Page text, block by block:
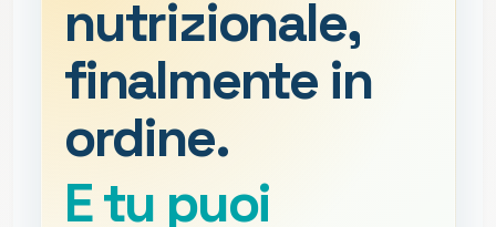
nutrizionale,
finalmente in
ordine.
E tu puoi